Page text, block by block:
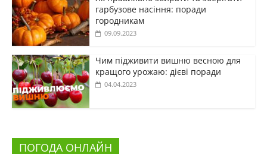
гарбузове насіння: поради
городникам
09.09.2023
Чим підживити вишню весною для
кращого урожаю: дієві поради
04.04.2023
ПОГОДА ОНЛАЙН